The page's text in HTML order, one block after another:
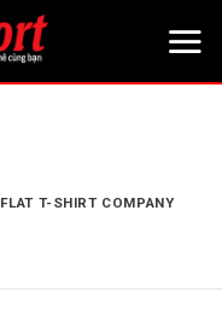
FLAT T-SHIRT COMPANY